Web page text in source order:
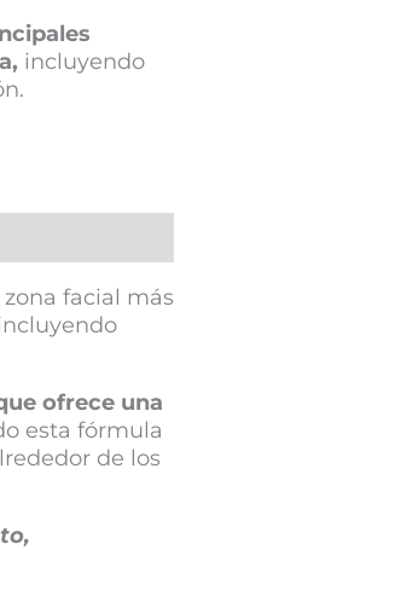
incluyendo
facial más
ofrece una
esta fórmula
de los